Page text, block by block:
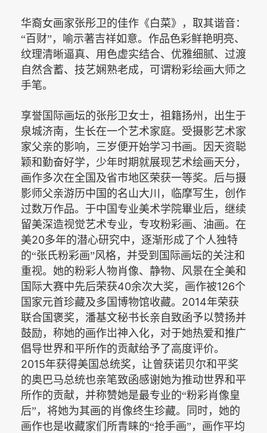
华裔女画家张彤卫的佳作《白菜》，取其谐音：
“百财”，喻示著吉祥如意。作品色彩鲜艳明亮、
纹理清晰逼真、用色虚实结合、优雅细腻、过渡
自然含蓄、技艺娴熟老成，可谓粉彩绘画大师之
手笔。
享誉国际画坛的张彤卫女士，祖籍扬州，出生于
泉城济南，生长在一个艺术家庭。受摄影艺术家
家父亲的影响，三岁便开始学习书画。因天资聪
颖和勤奋好学，少年时期就展现艺术绘画天分，
画作多次在全国及省市地区荣获一等奖。后与摄
影师父亲游历中国的名山大川，临摩写生，创作
过数万作品。于中国专业美术学院畢业后，继续
留美深造视觉艺术专业，专攻粉彩画、油画。在
美20多年的潜心研究中，逐渐形成了个人独特
的“张氏粉彩画”风格，并受到国际画坛的关注和
重视。她的粉彩人物肖像、静物、风景在全美和
国际大赛中先后荣获40余次大奖，画作被126个
国家元首珍藏及多国博物馆收藏。 2014年荣获
联合国褒奖，潘基文秘书长亲自致函予以赞扬并
鼓励，称她的画作岀神入化，对于她热爱和推广
倡导世界和平所作的贡献给予了高度评价。
2015年获得美国总统奖，让曾获诺贝尔和平奖
的奥巴马总统也亲笔致函感谢她为推动世界和平
所作的贡献，并称赞她是最专业的“粉彩肖像皇
后”，将她为其画的肖像终生珍藏。同时，她的
画作也是收藏家们所青睐的“抢手画”，画作平均